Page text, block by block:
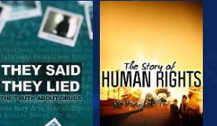
SE SE